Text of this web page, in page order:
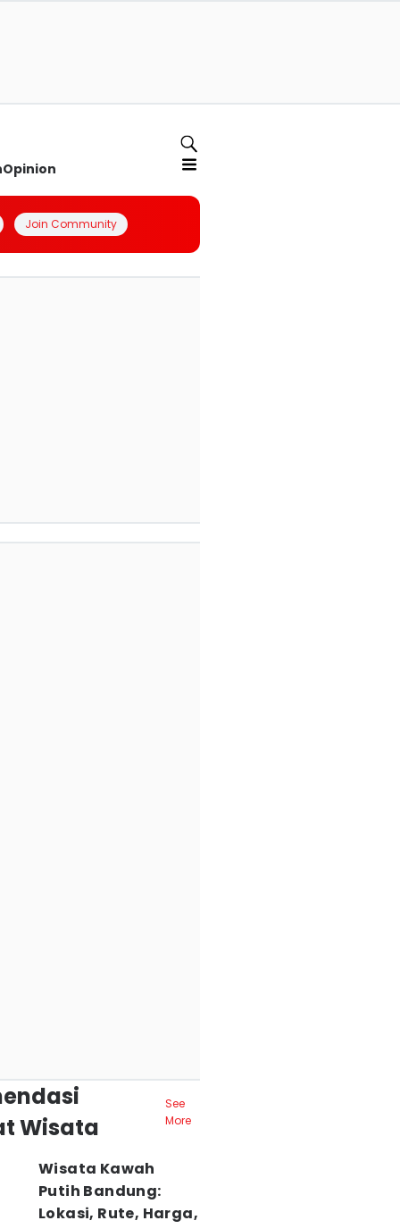
Opinion
Join Community
Wisata
See
More
Wisata Kawah
Putih Bandung:
Lokasi, Rute, Harga,